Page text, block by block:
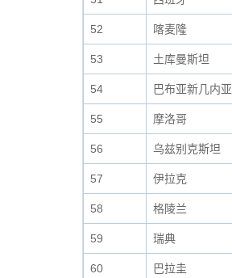
52 喀麦隆
53 土库曼斯坦
54 巴布亚新几内亚
55 摩洛哥
56 乌兹别克斯坦
57 伊拉克
58 格陵兰
59 瑞典
60 巴拉圭